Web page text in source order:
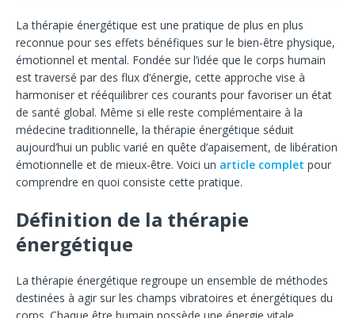
La thérapie énergétique est une pratique de plus en plus
reconnue pour ses effets bénéfiques sur le bien-être physique,
émotionnel et mental. Fondée sur l’idée que le corps humain
est traversé par des flux d’énergie, cette approche vise à
harmoniser et rééquilibrer ces courants pour favoriser un état
de santé global. Même si elle reste complémentaire à la
médecine traditionnelle, la thérapie énergétique séduit
aujourd’hui un public varié en quête d’apaisement, de libération
émotionnelle et de mieux-être. Voici un article complet pour
comprendre en quoi consiste cette pratique.
Définition de la thérapie
énergétique
La thérapie énergétique regroupe un ensemble de méthodes
destinées à agir sur les champs vibratoires et énergétiques du